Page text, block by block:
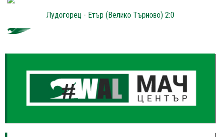
Лудогорец - Етър (Велико Търново) 2:0